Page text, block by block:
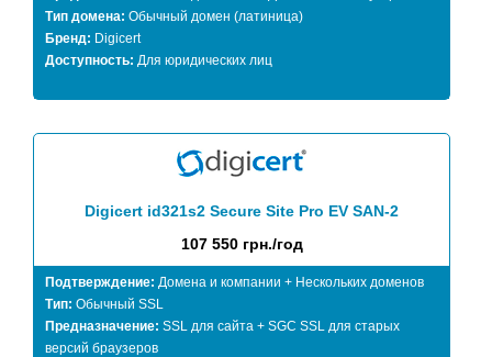
Тип домена: Обычный домен (латиница)
Бренд: Digicert
Доступность: Для юридических лиц
Digicert id321s2 Secure Site Pro EV SAN-2
107 550 грн./год
Подтверждение: Домена и компании + Нескольких доменов
Тип: Обычный SSL
Предназначение: SSL для сайта + SGC SSL для старых
версий браузеров